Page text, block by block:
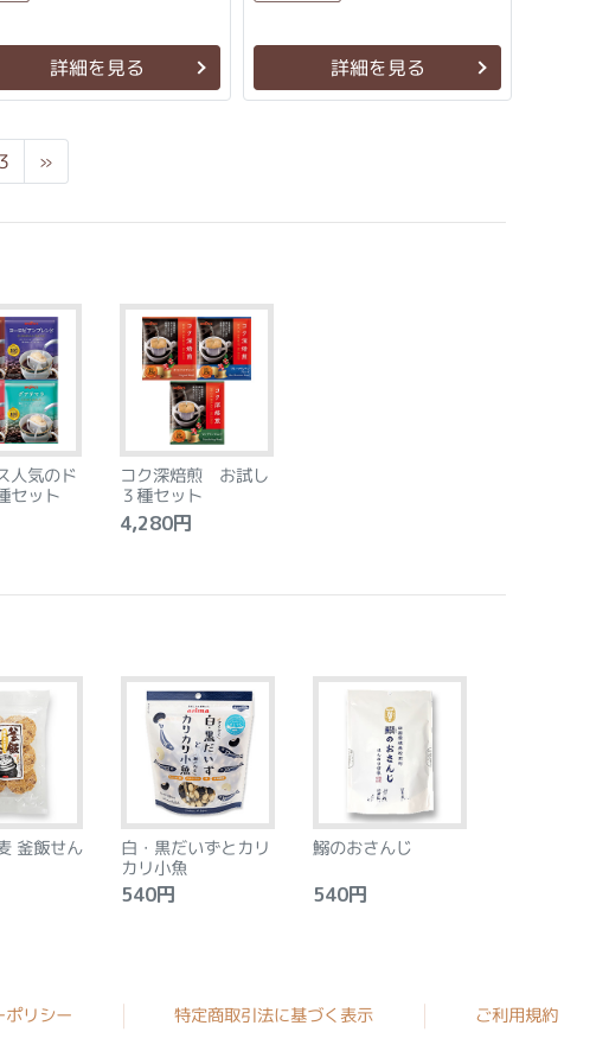
詳細を見る 詳細を見る
3 »Next
人気のド
セット
コク深焙煎 お試し
３種セット
4,280円
釜飯せん 白・黒だいずとカリ
カリ小魚
540円
鰯のおさんじ
540円
ポリシー 特定商取引法に基づく表示 ご利用規約